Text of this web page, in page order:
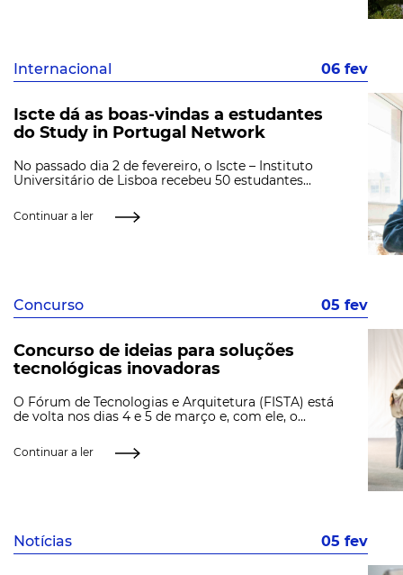
Internacional 06 fev
Iscte dá as boas-vindas a estudantes
do Study in Portugal Network
No passado dia 2 de fevereiro, o Iscte – Instituto
Universitário de Lisboa recebeu 50 estudantes...
Continuar a ler
Concurso 05 fev
Concurso de ideias para soluções
tecnológicas inovadoras
O Fórum de Tecnologias e Arquitetura (FISTA) está
de volta nos dias 4 e 5 de março e, com ele, o...
Continuar a ler
Notícias 05 fev